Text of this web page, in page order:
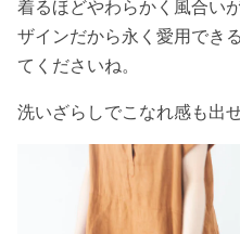
着るほどやわらかく風合い
ザインだから永く愛用でき
てくださいね。
洗いざらしでこなれ感も出